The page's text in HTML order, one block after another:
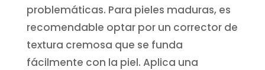
problemáticas. Para pieles maduras, es
recomendable optar por un corrector de
textura cremosa que se funda
fácilmente con la piel. Aplica una